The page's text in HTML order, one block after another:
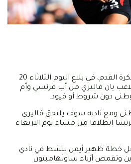
أعلنت الجامعة التونسية لكرة القدم، في بلاغ اليوم الثلاثاء 20
اللاعب يان فاليري من أب فرنسي وأم
دون شروط أو قيود.
ومع ناديه سوف يلتحق فاليري
انطلاقا من مساء يوم الاربعاء
23 عاما، يشغل خطة ظهير أيمن ينشط في نادي
وتقمص أزياء ساوثهامبتون